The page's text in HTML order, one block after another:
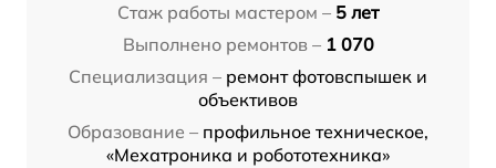
Стаж работы мастером – 5 лет
Выполнено ремонтов – 1 070
Специализация – ремонт фотовспышек и
объективов
Образование – профильное техническое,
«Мехатроника и робототехника»